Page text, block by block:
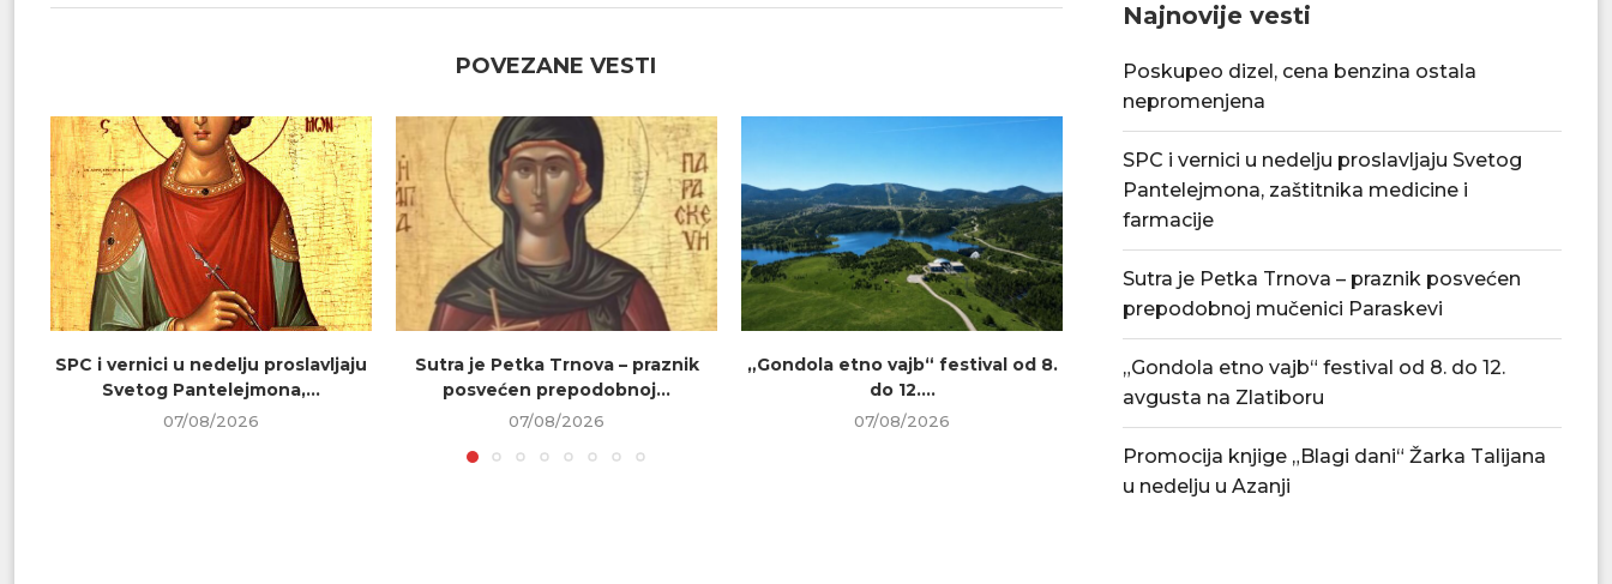
POVEZANE VESTI
SPC i vernici u nedelju proslavljaju
Svetog Pantelejmona,...
07/08/2026
Sutra je Petka Trnova – praznik
posvećen prepodobnoj...
07/08/2026
„Gondola etno vajb“ festival od 8.
do 12....
07/08/2026
Tradicionalna Azanjska pogačijada
8. avgusta
PU „Čika Jova
Najnovije vesti
Poskupeo dizel, cena benzina ostala
nepromenjena
SPC i vernici u nedelju proslavljaju Svetog
Pantelejmona, zaštitnika medicine i
farmacije
Sutra je Petka Trnova – praznik posvećen
prepodobnoj mučenici Paraskevi
„Gondola etno vajb“ festival od 8. do 12.
avgusta na Zlatiboru
Promocija knjige „Blagi dani“ Žarka Talijana
u nedelju u Azanji